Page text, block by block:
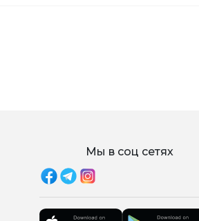
Мы в соц сетях